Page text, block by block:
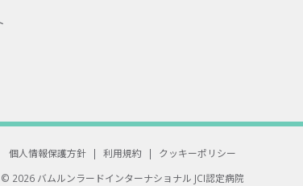
個人情報保護方針 | 利用規約 |
クッキーポリシー
© 2026 バムルンラードインターナショナル JCI認定病院